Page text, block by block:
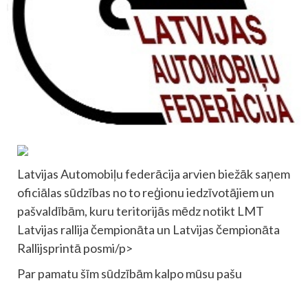
Latvijas Automobiļu federācija arvien biežāk saņem
oficiālas sūdzības no to reģionu iedzīvotājiem un
pašvaldībām, kuru teritorijās mēdz notikt LMT
Latvijas rallija čempionāta un Latvijas čempionāta
Rallijsprintā posmi/p>
Par pamatu šīm sūdzībām kalpo mūsu pašu